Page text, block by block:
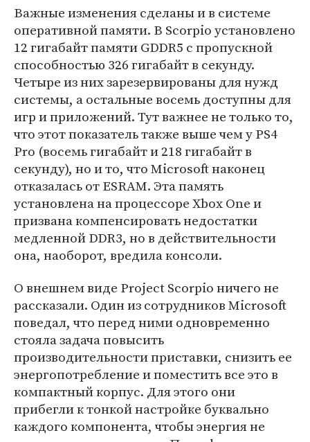
Важные изменения сделаны и в системе
оперативной памяти. В Scorpio установлено
12 гигабайт памяти GDDR5 с пропускной
способностью 326 гигабайт в секунду.
Четыре из них зарезервированы для нужд
системы, а остальные восемь доступны для
игр и приложений. Тут важнее не только то,
что этот показатель также выше чем у PS4
Pro (восемь гигабайт и 218 гигабайт в
секунду), но и то, что Microsoft наконец
отказалась от ESRAM. Эта память
установлена на процессоре Xbox One и
призвана компенсировать недостатки
медленной DDR3, но в действительности
она, наоборот, вредила консоли.
О внешнем виде Project Scorpio ничего не
рассказали. Один из сотрудников Microsoft
поведал, что перед ними одновременно
стояла задача повысить
производительности приставки, снизить ее
энергопотребление и поместить все это в
компактный корпус. Для этого они
прибегли к тонкой настройке буквально
каждого компонента, чтобы энергия не